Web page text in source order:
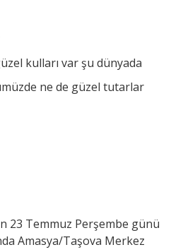
kulları var şu dünyada
ne de güzel tutarlar
23 Temmuz Perşembe günü
Amasya/Taşova Merkez